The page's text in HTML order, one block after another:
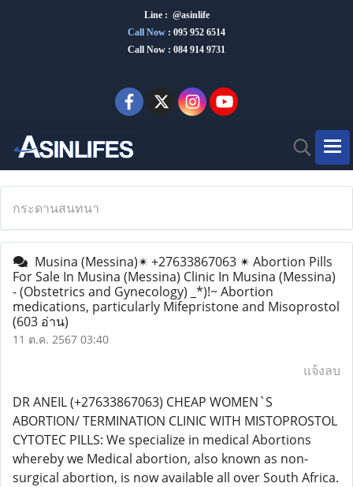
Line : @asinlife
Call Now : 095 952 6514
Call Now : 084 914 9731
กระดานสนทนา
Musina (Messina)✴ +27633867063 ✴ Abortion Pills
For Sale In Musina (Messina) Clinic In Musina (Messina)
- (Obstetrics and Gynecology) _*)!~ Abortion
medications, particularly Mifepristone and Misoprostol
(603 อ่าน)
11 ต.ค. 2567 03:40
แจ้งลบ
DR ANEIL (+27633867063) CHEAP WOMEN`S
ABORTION/ TERMINATION CLINIC WITH MISTOPROSTOL
CYTOTEC PILLS: We specialize in medical Abortions
whereby we Medical abortion, also known as non-
surgical abortion, is now available all over South Africa.